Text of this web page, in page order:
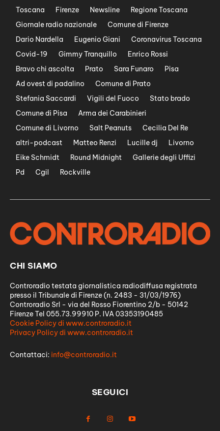
Toscana Firenze Newsline
Regione Toscana
Giornale radio nazionale
Comune di Firenze
Dario Nardella
Eugenio Giani
Coronavirus Toscana
Covid-19
Gimmy Tranquillo
Enrico Rossi
Bravo chi ascolta
Prato Sara Funaro
Pisa
Ad ovest di padalino
Comune di Prato
Stefania Saccardi
Vigili del Fuoco
Stato brado
Comune di Pisa
Arma dei Carabinieri
Comune di Livorno
Salt Peanuts
Cecilia Del Re
altri-podcast
Matteo Renzi Lucille dj
Livorno
Eike Schmidt
Round Midnight
Gallerie degli Uffizi
Pd
Cgil Rockville
CHI SIAMO
Controradio testata giornalistica radiodiffusa registrata
presso il Tribunale di Firenze (n. 2483 - 31/03/1976)
Controradio Srl - via del Rosso Fiorentino 2/b - 50142
Firenze Tel 055.73.99910 P. IVA 03353190485
Cookie Policy di www.controradio.it
Privacy Policy di www.controradio.it
Contattaci: info@controradio.it
SEGUICI